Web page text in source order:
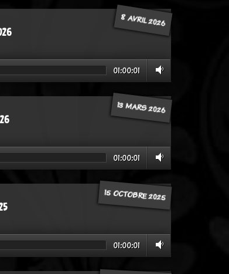
8 AVRIL 2026
01:00:01
13 MARS 2026
01:00:01
15 OCTOBRE 2025
01:00:01